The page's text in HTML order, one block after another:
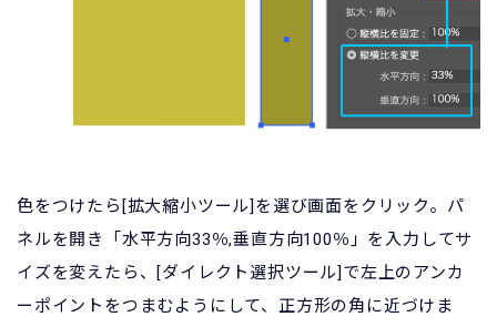
色をつけたら[拡大縮小ツール]を選び画面をクリック。パ
ネルを開き「水平方向33％,垂直方向100％」を入力してサ
イズを変えたら、[ダイレクト選択ツール]で左上のアンカ
ーポイントをつまむようにして、正方形の角に近づけま